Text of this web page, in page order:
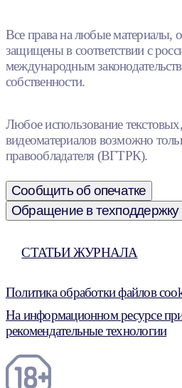
Все права на любые материалы,
защищены в соответствии с
международным
собственности.
Любое использование
видеоматериалов возможно
правообладателя (ВГТРК).
Сообщить об опечатке
Обращение в техподдержку
СТАТЬИ ЖУРНАЛА
Политика обработки файлов
На информационном ресурсе
рекомендательные технологии